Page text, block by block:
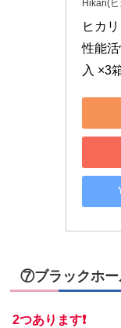
Hikari(
ヒカ
性能
入 ×3
⑦ブラックホー
2つあります❗